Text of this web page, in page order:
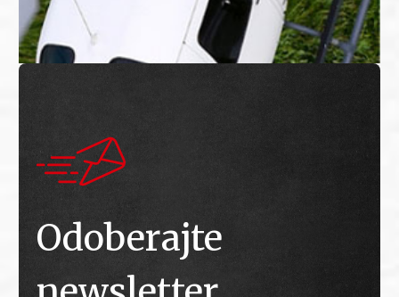
Odoberajte